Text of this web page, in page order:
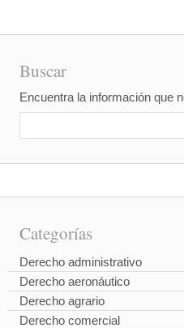
Buscar
Encuentra la información que
Categorías
Derecho administrativo
Derecho aeronáutico
Derecho agrario
Derecho comercial